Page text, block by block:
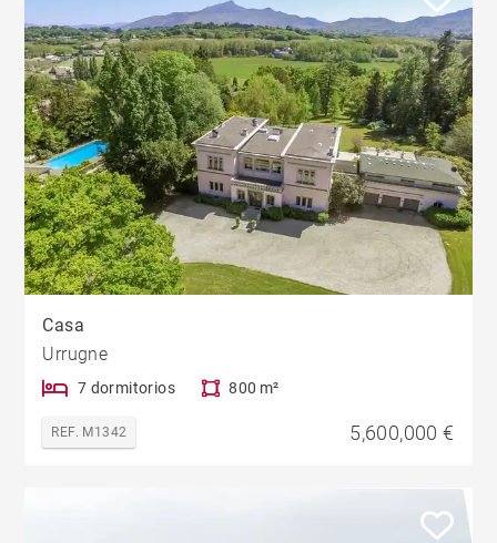
Casa
Urrugne
7 dormitorios 800 m²
REF. M1342 5,600,000 €